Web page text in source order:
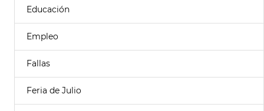
Educación
Empleo
Fallas
Feria de Julio